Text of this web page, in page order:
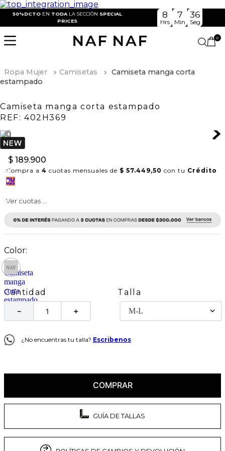
50%DCTO EN TODA LA SECCIÓN SPECIAL
PRICES
8
Hrs
7
Min
36
Seg
0
Ropa Mujer Camisetas
Camiseta manga corta
estampado
Camiseta manga corta estampado
REF: 402H369
$ 189.900
Compra a 4 cuotas mensuales de $ 57.449,50 con tu Crédito
Ver cuotas ...
Cantidad
＋
－
Talla
M-L
¿No encuentras tu talla? Escribenos
COMPRAR
GUÍA DE TALLAS